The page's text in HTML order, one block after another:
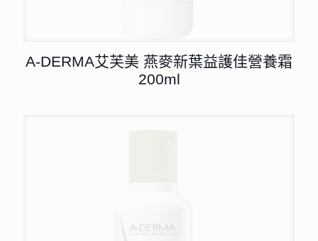
A-DERMA艾芙美 燕麥新葉益護佳營養霜
200ml